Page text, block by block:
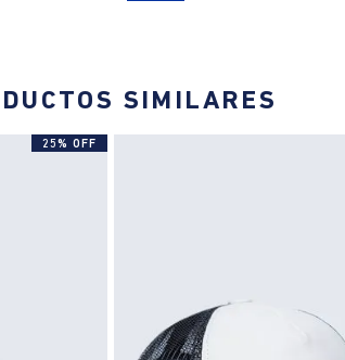
SIMILARES
25% OFF